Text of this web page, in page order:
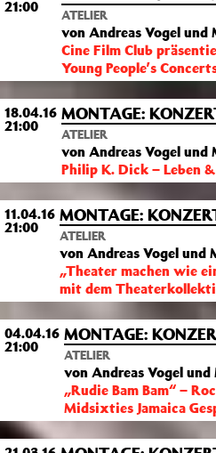
21:00 ATELIER
von Andreas Vogel und
Cine Film Club
Young People’s
18.04.16
21:00
MONTAGE:
ATELIER
von Andreas Vogel und
Philip K. Dick – Leben
11.04.16
21:00
MONTAGE:
ATELIER
von Andreas Vogel und
„Theater machen wie
mit dem
04.04.16
21:00
MONTAGE:
ATELIER
von Andreas Vogel
„Rudie Bam Bam“ –
Midsixties Jamaica